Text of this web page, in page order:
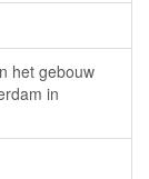
het gebouw
in